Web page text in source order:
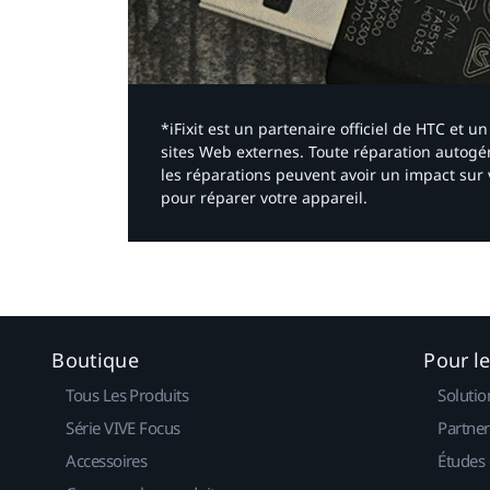
*iFixit est un partenaire officiel de HTC et
sites Web externes. Toute réparation
les réparations peuvent avoir un impact
pour réparer votre appareil.​
Boutique
Tous Les Produits
Série VIVE Focus
Accessoires
Pour
Études